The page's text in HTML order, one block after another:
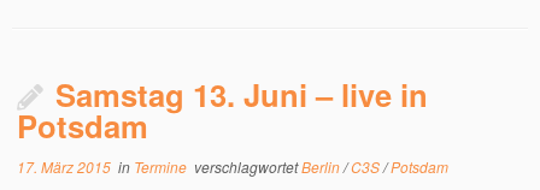
Samstag 13. Juni – live in
Potsdam
17. März 2015 in Termine verschlagwortetBerlin/C3S/Potsdam